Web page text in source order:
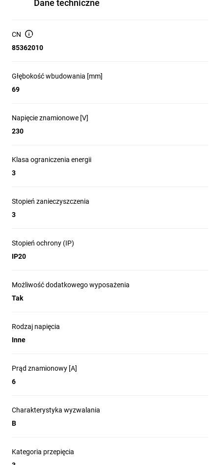
Dane techniczne
CN
85362010
Głębokość wbudowania [mm]
69
Napięcie znamionowe [V]
230
Klasa ograniczenia energii
3
Stopień zanieczyszczenia
3
Stopień ochrony (IP)
IP20
Możliwość dodatkowego wyposażenia
Tak
Rodzaj napięcia
Inne
Prąd znamionowy [A]
6
Charakterystyka wyzwalania
B
Kategoria przepięcia